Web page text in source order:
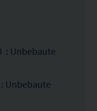
: Unbebaute
Unbebaute